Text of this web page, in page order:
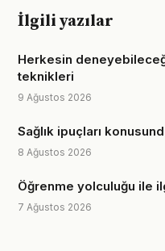
İlgili yazılar
Herkesin
teknikleri
9 Ağustos 2026
Sağlık ipuçları
8 Ağustos 2026
Öğrenme yolculuğu ile
7 Ağustos 2026